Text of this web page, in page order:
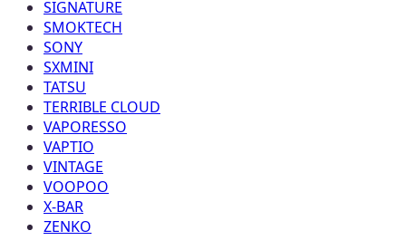
SIGNATURE
SMOKTECH
SONY
SXMINI
TATSU
TERRIBLE CLOUD
VAPORESSO
VAPTIO
VINTAGE
VOOPOO
X-BAR
ZENKO